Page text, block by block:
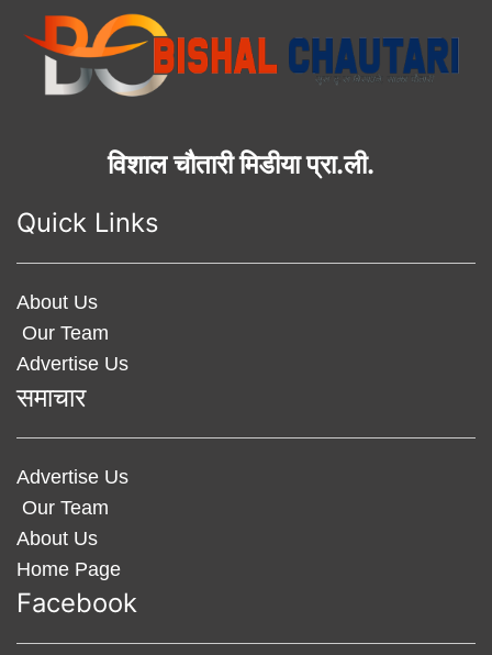
विशाल चौतारी मिडीया प्रा.ली.
Quick Links
About Us
Our Team
Advertise Us
समाचार
Advertise Us
Our Team
About Us
Home Page
Facebook